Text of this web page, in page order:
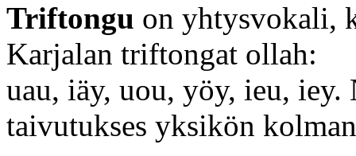
Triftongu on yhtysvokali,
Karjalan triftongat ollah:
uau, iäy, uou, yöy, ieu,
taivutukses yksikön